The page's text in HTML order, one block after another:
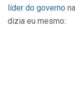
líder do governo
dizia eu mesmo: